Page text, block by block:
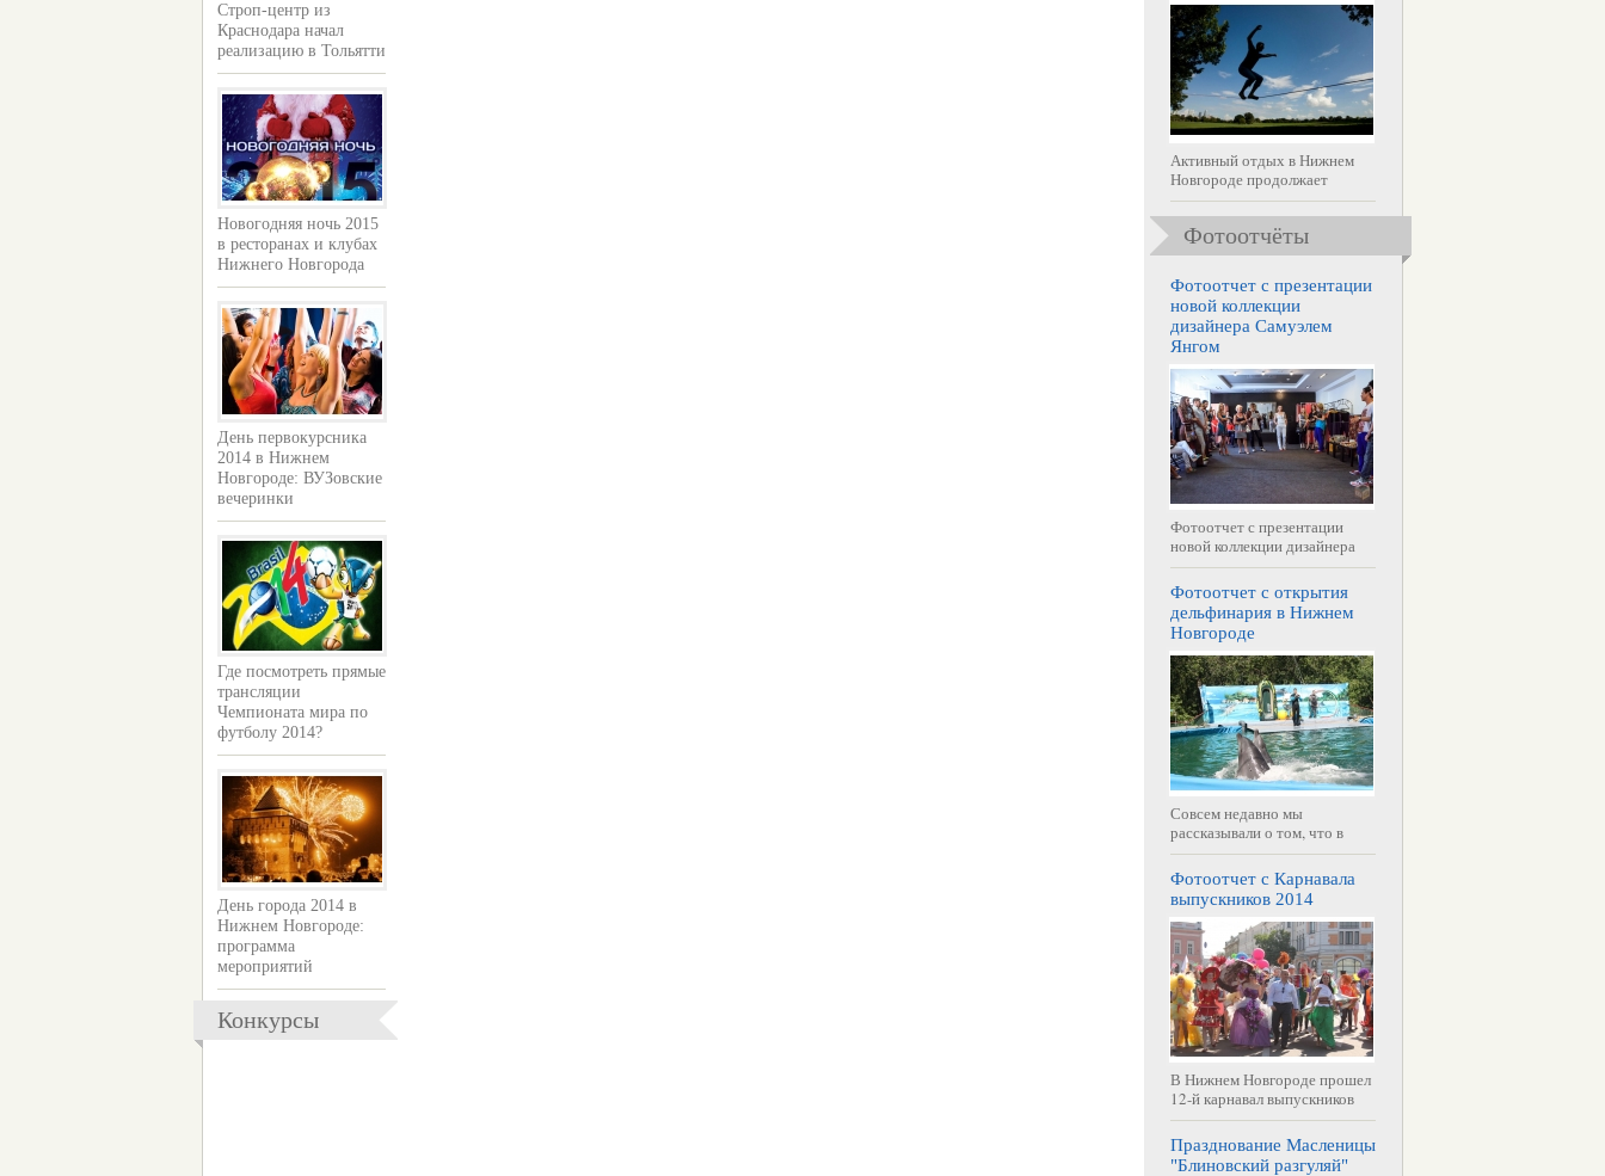
Строп-центр из
Краснодара начал
реализацию в Тольятти
Новогодняя ночь 2015
в ресторанах и клубах
Нижнего Новгорода
День первокурсника
2014 в Нижнем
Новгороде: ВУЗовские
вечеринки
Где посмотреть прямые
трансляции
Чемпионата мира по
футболу 2014?
День города 2014 в
Нижнем Новгороде:
программа
мероприятий
Конкурсы
Активный отдых в Нижнем
Новгороде продолжает
Фотоотчёты
Фотоотчет с презентации
новой коллекции
дизайнера Самуэлем
Янгом
Фотоотчет с презентации
новой коллекции дизайнера
Фотоотчет с открытия
дельфинария в Нижнем
Новгороде
Совсем недавно мы
рассказывали о том, что в
Фотоотчет с Карнавала
выпускников 2014
В Нижнем Новгороде прошел
12-й карнавал выпускников
Празднование Масленицы
"Блиновский разгуляй"